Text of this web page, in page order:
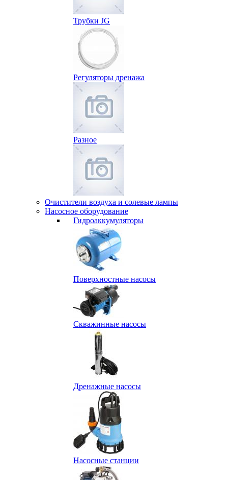
Трубки JG
Регуляторы дренажа
Разное
Очистители воздуха и солевые лампы
Насосное оборудование
Гидро­аккумуляторы
Поверхностные насосы
Скважинные насосы
Дренажные насосы
Насосные станции